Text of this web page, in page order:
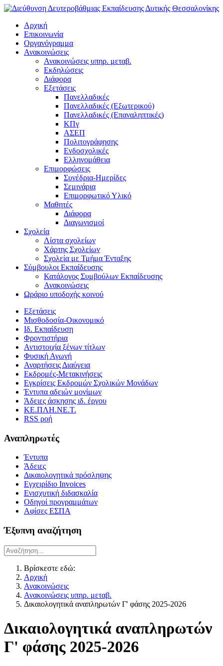
Αρχική
Επικοινωνία
Οργανόγραμμα
Ανακοινώσεις
Ανακοινώσεις υπηρ. μεταβ.
Εκδηλώσεις
Διάφορα
Εξετάσεις
Πανελλαδικές
Πανελλαδικές (Εξωτερικού)
Πανελλαδικές (Επαναληπτικές)
ΚΠγ
ΑΣΕΠ
Πολιτογράφησης
Ενδοσχολικές
Ελληνομάθεια
Επιμορφώσεις
Συνέδρια-Ημερίδες
Σεμινάρια
Επιμορφωτικό Υλικό
Μαθητές
Διάφορα
Διαγωνισμοί
Σχολεία
Λίστα σχολείων
Χάρτης Σχολείων
Σχολεία με Τμήμα Ένταξης
Σύμβουλοι Εκπαίδευσης
Κατάλογος Συμβούλων Εκπαίδευσης
Ανακοινώσεις
Ωράριο υποδοχής κοινού
Εξετάσεις
Μισθοδοσία-Οικονομικό
Ιδ. Εκπαίδευση
Φροντιστήρια
Αντιστοιχία ξένων τίτλων
Φυσική Αγωγή
Αναρτήσεις Διαύγεια
Εκδρομές-Μετακινήσεις
Εγκρίσεις Εκδρομών Σχολικών Μονάδων
Έντυπα αδειών μονίμων
Άδειες άσκησης ιδ. έργου
ΚΕ.ΠΛΗ.ΝΕ.Τ.
RSS ροή
Αναπληρωτές
Έντυπα
Άδειες
Δικαιολογητικά πρόσληψης
Εγχειρίδιο Invoices
Ενισχυτική διδασκαλία
Οδηγοί προγραμμάτων
Αφίσες ΕΣΠΑ
Έξυπνη αναζήτηση
Βρίσκεστε εδώ:
Αρχική
Ανακοινώσεις
Ανακοινώσεις υπηρ. μεταβ.
Δικαιολογητικά αναπληρωτών Γ' φάσης 2025-2026
Δικαιολογητικά αναπληρωτών
Γ' φάσης 2025-2026